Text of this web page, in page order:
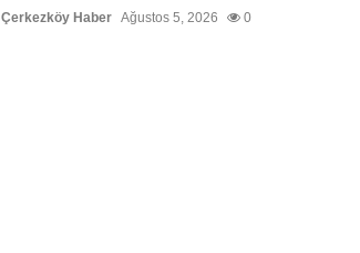
Çerkezköy Haber Ağustos 5, 2026 0